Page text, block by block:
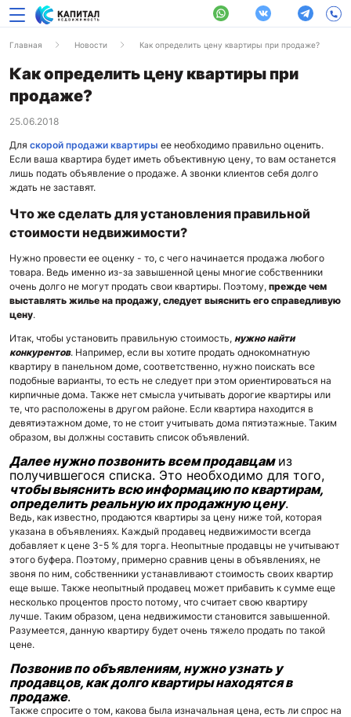
Главная Новости Как определить цену квартиры при продаже?
Как определить цену квартиры при
продаже?
25.06.2018
Для скорой продажи квартиры ее необходимо правильно оценить.
Если ваша квартира будет иметь объективную цену, то вам останется
лишь подать объявление о продаже. А звонки клиентов себя долго
ждать не заставят.
Что же сделать для установления правильной
стоимости недвижимости?
Нужно провести ее оценку - то, с чего начинается продажа любого
товара. Ведь именно из-за завышенной цены многие собственники
очень долго не могут продать свои квартиры. Поэтому, прежде чем
выставлять жилье на продажу, следует выяснить его справедливую
цену.
Итак, чтобы установить правильную стоимость, нужно найти
конкурентов. Например, если вы хотите продать однокомнатную
квартиру в панельном доме, соответственно, нужно поискать все
подобные варианты, то есть не следует при этом ориентироваться на
кирпичные дома. Также нет смысла учитывать дорогие квартиры или
те, что расположены в другом районе. Если квартира находится в
девятиэтажном доме, то не стоит учитывать дома пятиэтажные. Таким
образом, вы должны составить список объявлений.
Далее нужно позвонить всем продавцамиз
получившегося списка. Это необходимо для того,
чтобы выяснить всю информацию по квартирам,
определить реальную их продажную цену.
Ведь, как известно, продаются квартиры за цену ниже той, которая
указана в объявлениях. Каждый продавец недвижимости всегда
добавляет к цене 3-5 % для торга. Неопытные продавцы не учитывают
этого буфера. Поэтому, примерно сравнив цены в объявлениях, не
звоня по ним, собственники устанавливают стоимость своих квартир
еще выше. Также неопытный продавец может прибавить к сумме еще
несколько процентов просто потому, что считает свою квартиру
лучше. Таким образом, цена недвижимости становится завышенной.
Разумеется, данную квартиру будет очень тяжело продать по такой
цене.
Позвонив по объявлениям, нужно узнать у
продавцов, как долго квартиры находятся в
продаже.
Также спросите о том, какова была изначальная цена, есть ли спрос на